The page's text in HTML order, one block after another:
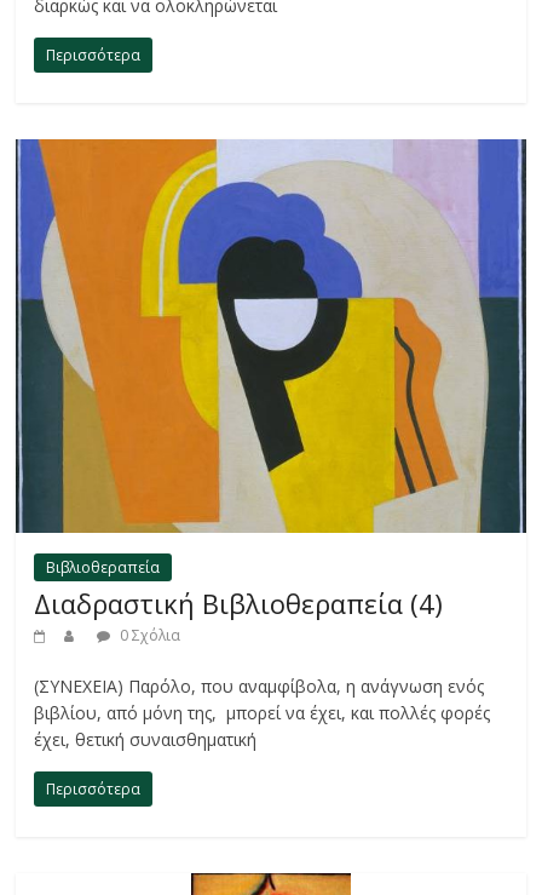
διαρκώς και να ολοκληρώνεται
Περισσότερα
Βιβλιοθεραπεία
Διαδραστική Βιβλιοθεραπεία (4)
0 Σχόλια
(ΣΥΝΕΧΕΙΑ) Παρόλο, που αναμφίβολα, η ανάγνωση ενός
βιβλίου, από μόνη της, μπορεί να έχει, και πολλές φορές
έχει, θετική συναισθηματική
Περισσότερα